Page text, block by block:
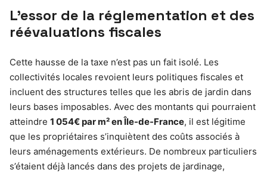
L’essor de la réglementation et des
réévaluations fiscales
Cette hausse de la taxe n’est pas un fait isolé. Les
collectivités locales revoient leurs politiques fiscales et
incluent des structures telles que les abris de jardin dans
leurs bases imposables. Avec des montants qui pourraient
atteindre 1 054€ par m² en Île-de-France, il est légitime
que les propriétaires s’inquiètent des coûts associés à
leurs aménagements extérieurs. De nombreux particuliers
s’étaient déjà lancés dans des projets de jardinage,